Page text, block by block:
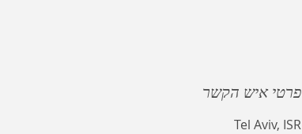
פרטי איש הקשר
Tel Aviv, ISR